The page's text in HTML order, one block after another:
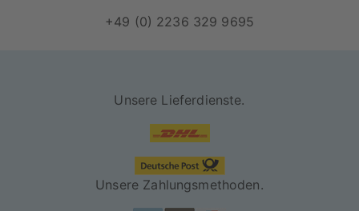
+49 (0) 2236 329 9695
Unsere Lieferdienste.
Unsere Zahlungsmethoden.